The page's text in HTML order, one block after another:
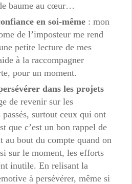
baume au cœur…
en soi-même : mon
de l’imposteur me rend
petite lecture de mes
à la raccompagner
pour un moment.
dans les projets
de revenir sur les
passés, surtout ceux qui ont
que c’est un bon rappel de
au bout du compte quand on
sur le moment, les efforts
inutile. En relisant la
à persévérer, même si